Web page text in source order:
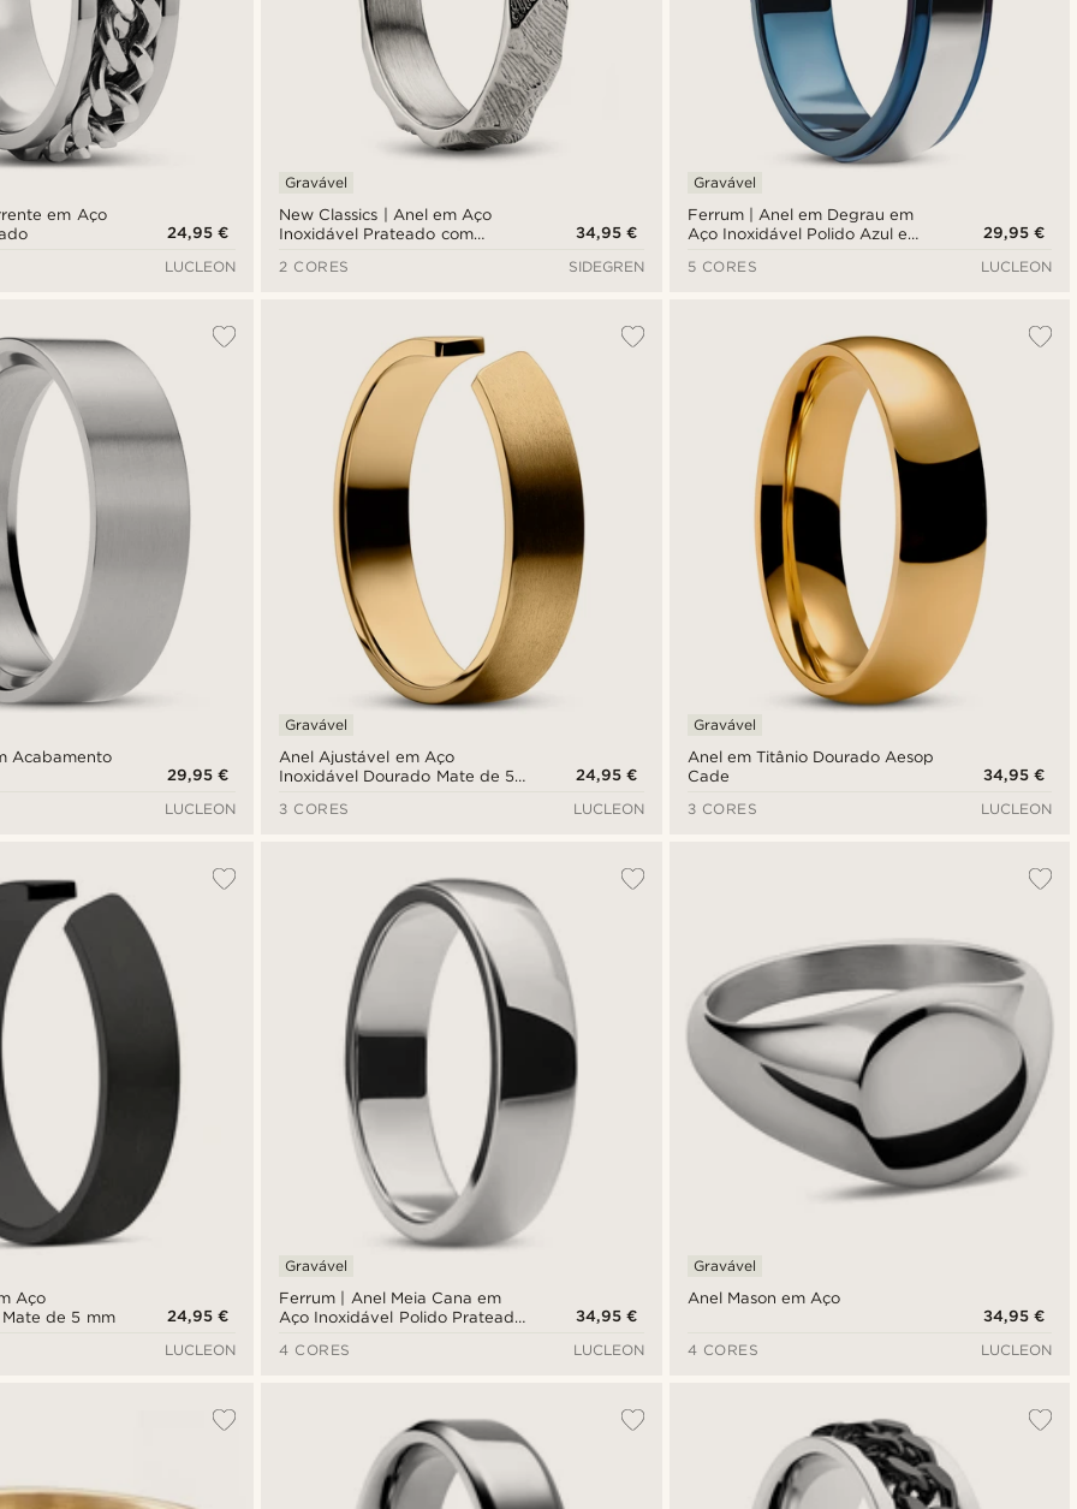
em Aço
24,95 €
LUCLEON
New Classics | Anel em Aço
Inoxidável Prateado com
Gravável
34,95 €
2 CORES
SIDEGREN
Ferrum | Anel em Degrau em
Aço Inoxidável Polido Azul e
Gravável
29,95 €
5 CORES
LUCLEON
Acabamento
29,95 €
LUCLEON
Anel Ajustável em Aço
Inoxidável Dourado Mate de 5
Gravável
24,95 €
3 CORES
LUCLEON
Anel em Titânio Dourado Aesop
Cade
Gravável
34,95 €
3 CORES
LUCLEON
Aço
de 5 mm
24,95 €
LUCLEON
Ferrum | Anel Meia Cana em
Aço Inoxidável Polido Prateado
Gravável
34,95 €
4 CORES
LUCLEON
Anel Mason em Aço
Gravável
34,95 €
4 CORES
LUCLEON